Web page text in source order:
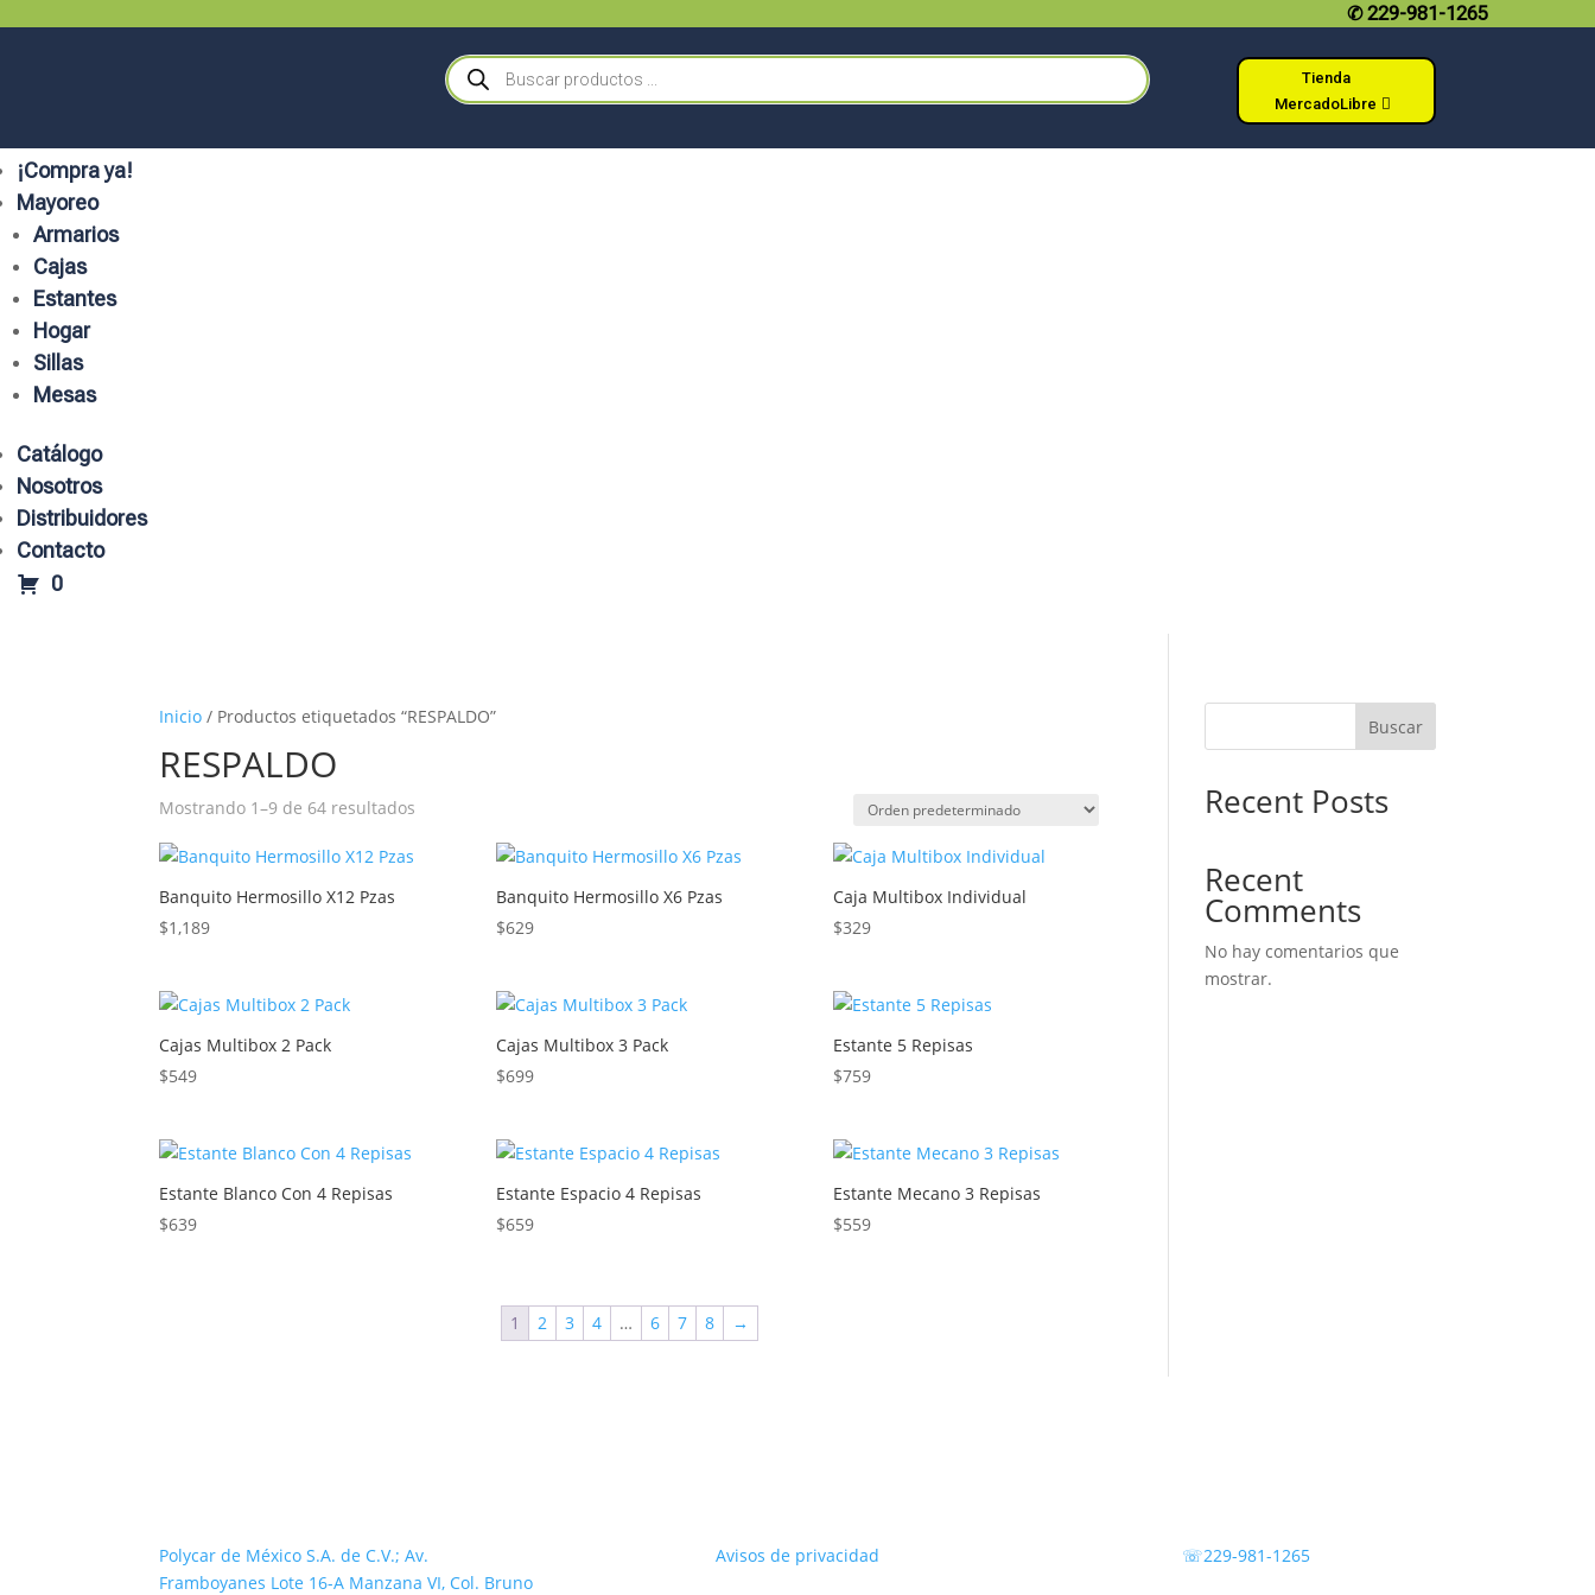
✆229-981-1265
Búsqueda
de
productos
Tienda
MercadoLibre
¡Compra ya!
Mayoreo
Armarios
Cajas
Estantes
Hogar
Sillas
Mesas
Catálogo
Nosotros
Distribuidores
Contacto
0
Inicio / Productos etiquetados “RESPALDO”
RESPALDO
Mostrando 1–9 de 64 resultados
Banquito Hermosillo X12 Pzas
$1,189
Banquito Hermosillo X6 Pzas
$629
Caja Multibox Individual
$329
Cajas Multibox 2 Pack
$549
Cajas Multibox 3 Pack
$699
Estante 5 Repisas
$759
Estante Blanco Con 4 Repisas
$639
Estante Espacio 4 Repisas
$659
Estante Mecano 3 Repisas
$559
1 2 3 4 … 6 7 8 →
Buscar
Recent Posts
Recent
Comments
No hay comentarios que
mostrar.
Polycar de México S.A. de C.V.; Av.
Framboyanes Lote 16-A Manzana VI, Col. Bruno
Avisos de privacidad ☏229-981-1265